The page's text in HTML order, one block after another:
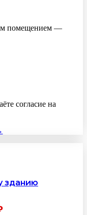
помещением —
согласие на
зданию